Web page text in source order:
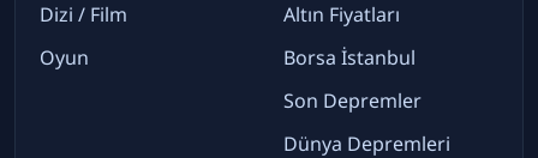
Dizi / Film
Oyun
Altın Fiyatları
Borsa İstanbul
Son Depremler
Dünya Depremleri